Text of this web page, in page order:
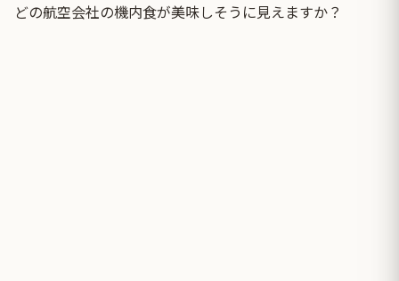
どの航空会社の機内食が美味しそうに見えますか？